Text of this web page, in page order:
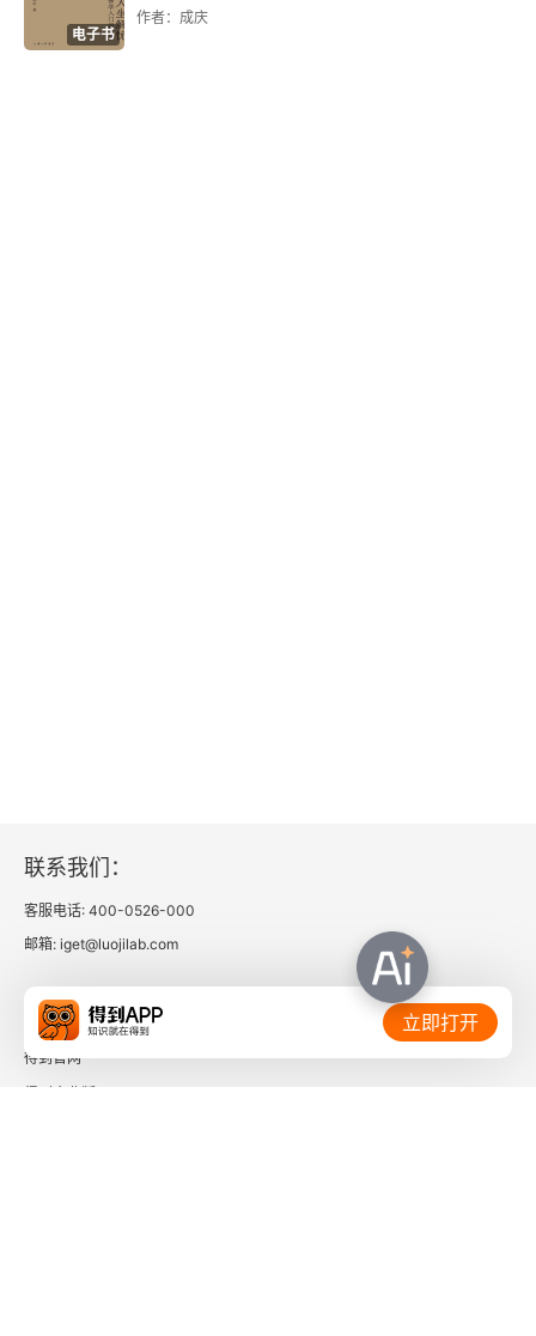
二、国际概览
三、小结
第二节 审计任期监管：中国探索与国际概览
一、中国探索
二、国际概览
电子书
作者：成庆
联系我们：
客服电话: 400-0526-000
邮箱: iget@luojilab.com
相关链接：
得到官网
立即打开